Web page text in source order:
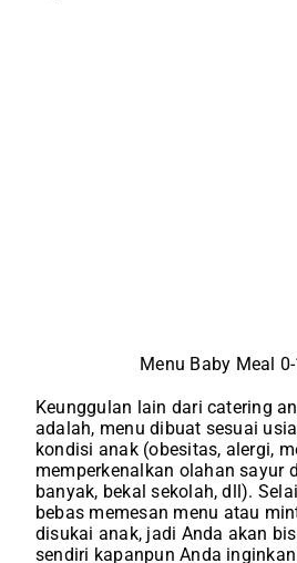
Menu Baby Meal
Keunggulan lain dari catering
adalah, menu dibuat sesuai
kondisi anak (obesitas, alergi,
memperkenalkan olahan sayur
banyak, bekal sekolah, dll).
bebas memesan menu atau
disukai anak, jadi Anda akan
sendiri kapanpun Anda